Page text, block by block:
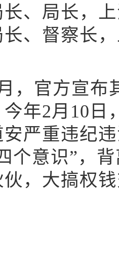
、局长，
、督察长
官方宣布
年2月10日
严重违纪
个意识”，
，大搞权